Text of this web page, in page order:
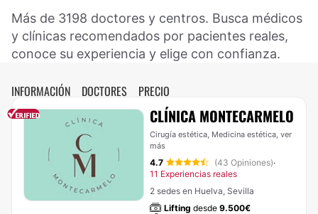
Más de 3198 doctores y centros. Busca médicos
y clínicas recomendados por pacientes reales,
conoce su experiencia y elige con confianza.
INFORMACIÓN DOCTORES PRECIO
CLÍNICA MONTECARMELO
Cirugía estética, Medicina estética, ver
más
4.7 (43 Opiniones)·
11 Experiencias reales
2 sedes en Huelva, Sevilla
Lifting desde 9.500€